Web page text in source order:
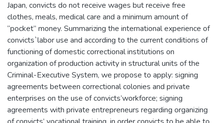
Japan, convicts do not receive wages but receive free
clothes, meals, medical care and a minimum amount of
“pocket” money. Summarizing the international experience of
convicts`labor use and according to the current conditions of
functioning of domestic correctional institutions on
organization of production activity in structural units of the
Criminal-Executive System, we propose to apply: signing
agreements between correctional colonies and private
enterprises on the use of convicts’workforce; signing
agreements with private entrepreneurs regarding organizing